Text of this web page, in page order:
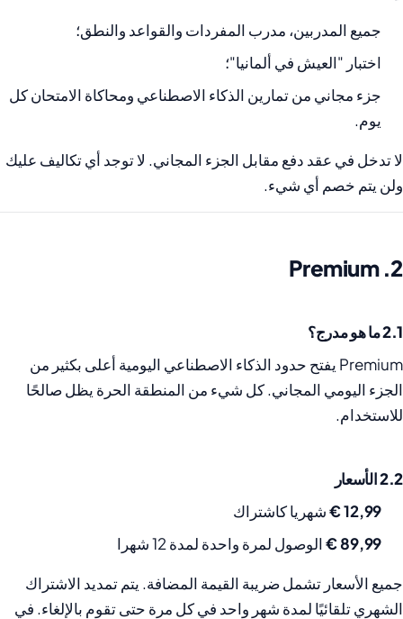
جميع المدربين، مدرب المفردات والقواعد والنطق؛
اختبار "العيش في ألمانيا"؛
جزء مجاني من تمارين الذكاء الاصطناعي ومحاكاة الامتحان كل
يوم.
لا تدخل في عقد دفع مقابل الجزء المجاني. لا توجد أي تكاليف عليك
ولن يتم خصم أي شيء.
2. Premium
2.1 ما هو مدرج؟
Premium يفتح حدود الذكاء الاصطناعي اليومية أعلى بكثير من
الجزء اليومي المجاني. كل شيء من المنطقة الحرة يظل صالحًا
للاستخدام.
2.2 الأسعار
12,99 €
شهريا كاشتراك
89,99 €
الوصول لمرة واحدة لمدة 12 شهرا
جميع الأسعار تشمل ضريبة القيمة المضافة. يتم تمديد الاشتراك
الشهري تلقائيًا لمدة شهر واحد في كل مرة حتى تقوم بالإلغاء. في